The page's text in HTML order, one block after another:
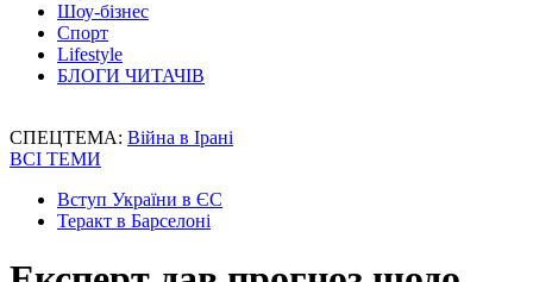
Шоу-бізнес
Спорт
Lifestyle
БЛОГИ ЧИТАЧІВ
СПЕЦТЕМА: Війна в Ірані
ВСІ ТЕМИ
Вступ України в ЄС
Теракт в Барселоні